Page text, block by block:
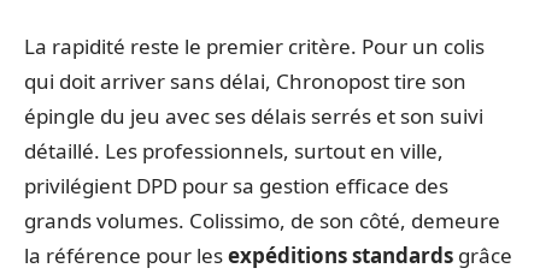
La rapidité reste le premier critère. Pour un colis
qui doit arriver sans délai, Chronopost tire son
épingle du jeu avec ses délais serrés et son suivi
détaillé. Les professionnels, surtout en ville,
privilégient DPD pour sa gestion efficace des
grands volumes. Colissimo, de son côté, demeure
la référence pour lesexpéditions standards grâce